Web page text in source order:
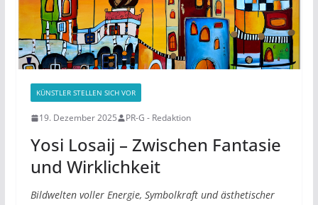
KÜNSTLER STELLEN SICH VOR
19. Dezember 2025 PR-G - Redaktion
Yosi Losaij – Zwischen Fantasie
und Wirklichkeit
Bildwelten voller Energie, Symbolkraft und ästhetischer